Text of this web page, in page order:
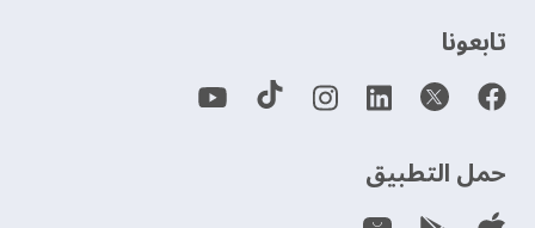
‫تابعونا‬
حمل التطبيق